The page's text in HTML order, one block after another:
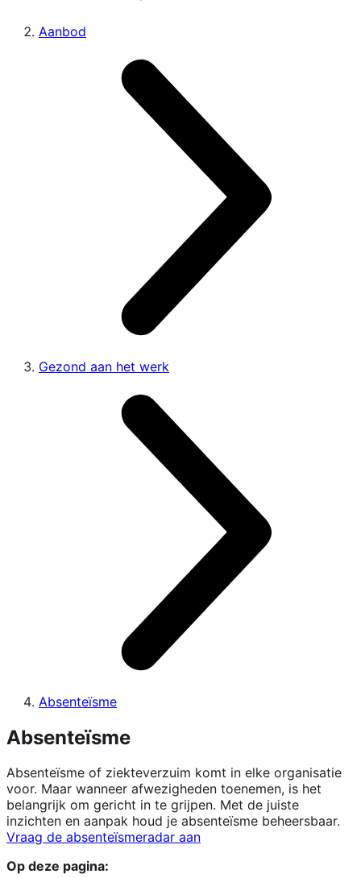
Aanbod
Gezond aan het werk
Absenteïsme
Absenteïsme
Absenteïsme of ziekteverzuim komt in elke organisatie
voor. Maar wanneer afwezigheden toenemen, is het
belangrijk om gericht in te grijpen. Met de juiste
inzichten en aanpak houd je absenteïsme beheersbaar.
Vraag de absenteïsmeradar aan
Op deze pagina: